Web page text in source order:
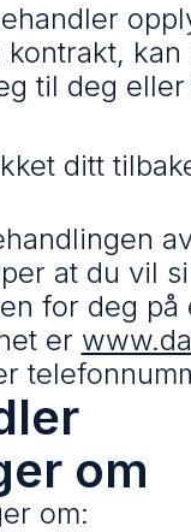
kan
til deg eller
ditt
at du vil
for deg på
er
om
om: